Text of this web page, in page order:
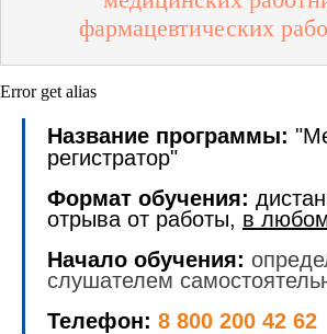
фармацевтических
Error get alias
Название программы: "
регистратор"
Формат обучения:
отрыва от работы, в
Начало обучения:
слушателем
Телефон: 8 800 200 42 62